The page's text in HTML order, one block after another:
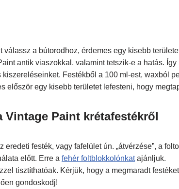
a bútorodhoz, érdemes egy kisebb
antik viaszokkal, valamint tetszik-e a hatás.
Festékből a 100 ml-est, waxból
először egy kisebb területet lefesteni, hogy
Paint krétafestékről
festék, vagy fafelület ún. „átvérzése”, a
előtt. Erre a fehér foltblokkolónkatajánljuk.
tisztíthatóak. Kérjük, hogy a megmaradt
gondoskodj!